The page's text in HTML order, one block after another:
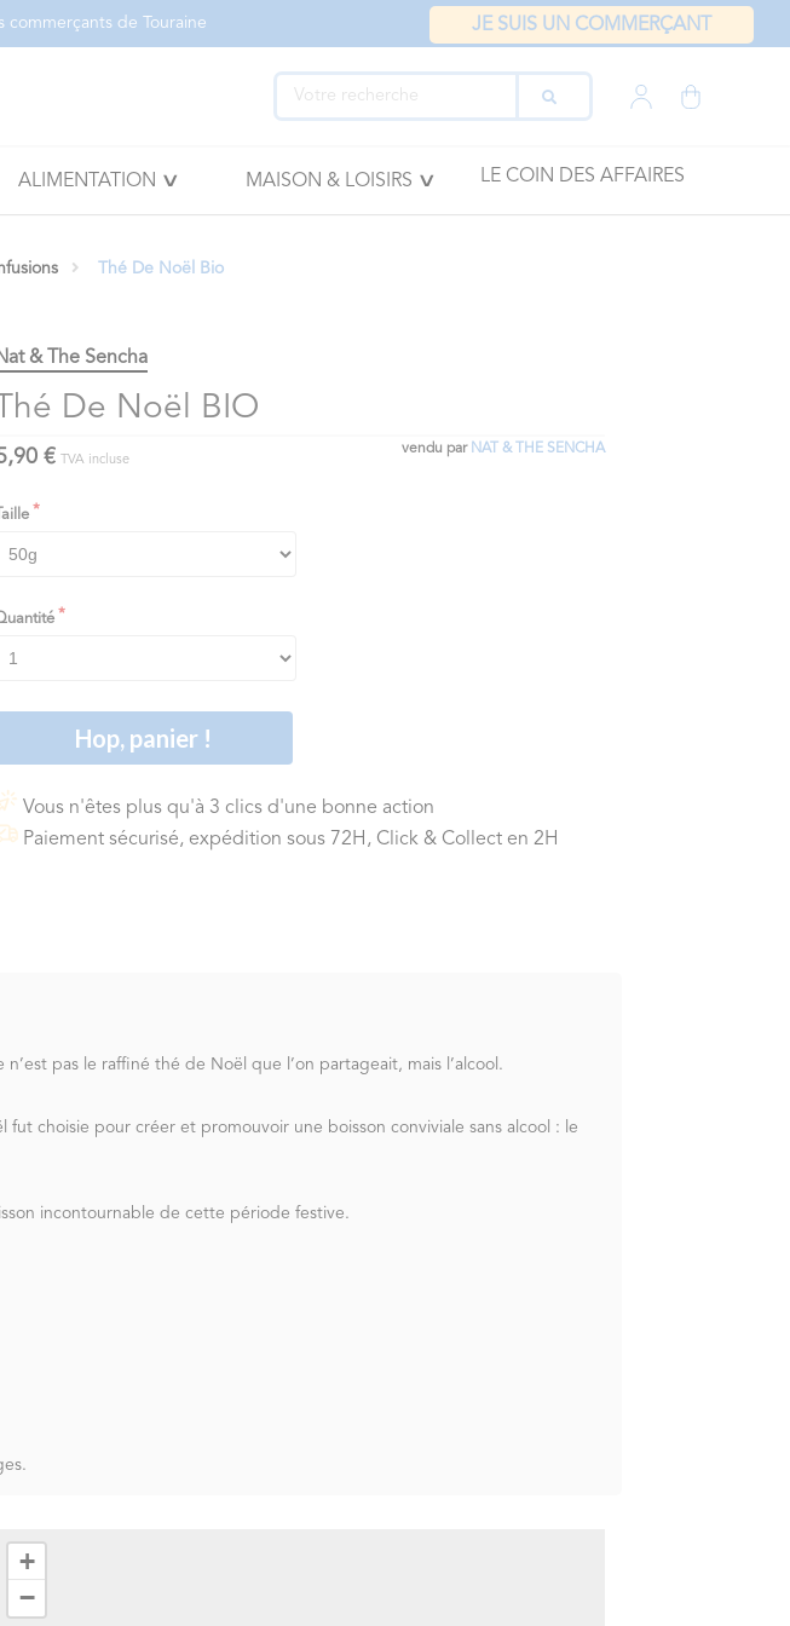
de Touraine JE SUIS UN COMMERÇANT
ALIMENTATION MAISON & LOISIRS LE COIN DES AFFAIRES
Thé De Noël Bio
& The Sencha
Thé De Noël BIO
vendu par NAT & THE SENCHA
€ TVA incluse
Taille
Hop, panier !
Vous n'êtes plus qu'à 3 clics d'une bonne action
Paiement sécurisé, expédition sous 72H, Click & Collect en 2H
pas le raffiné thé de Noël que l’on partageait, mais l’alcool.
choisie pour créer et promouvoir une boisson conviviale sans alcool : le
incontournable de cette période festive.
+
−